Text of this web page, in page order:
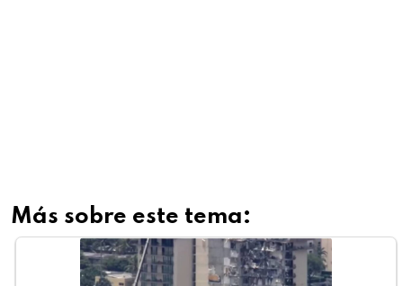
Más sobre este tema: